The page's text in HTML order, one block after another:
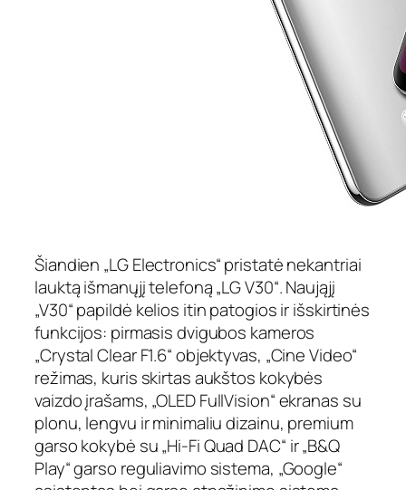
Šiandien „LG Electronics“ pristatė nekantriai
lauktą išmanųjį telefoną „LG V30“. Naująjį
„V30“ papildė kelios itin patogios ir išskirtinės
funkcijos: pirmasis dvigubos kameros
„Crystal Clear F1.6“ objektyvas, „Cine Video“
režimas, kuris skirtas aukštos kokybės
vaizdo įrašams, „OLED FullVision“ ekranas su
plonu, lengvu ir minimaliu dizainu, premium
garso kokybė su „Hi-Fi Quad DAC“ ir „B&Q
Play“ garso reguliavimo sistema, „Google“